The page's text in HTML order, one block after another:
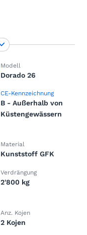
Modell
Dorado 26
CE-Kennzeichnung
B - Außerhalb von
Küstengewässern
Material
Kunststoff GFK
Verdrängung
2'800 kg
Anz. Kojen
2 Kojen